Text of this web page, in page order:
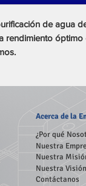
de agua
rendimiento óptimo
Acercade la
¿Por qué
Nuestra
Nuestra
Nuestra Visión
Contáctanos